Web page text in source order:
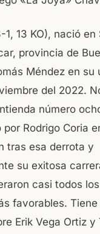
1, 13 KO), nació en
provincia de
Méndez en su
del 2022.
número
Rodrigo Coria
tras esa derrota y
su exitosa
casi todos
favorables.
Erik Vega Ortiz y